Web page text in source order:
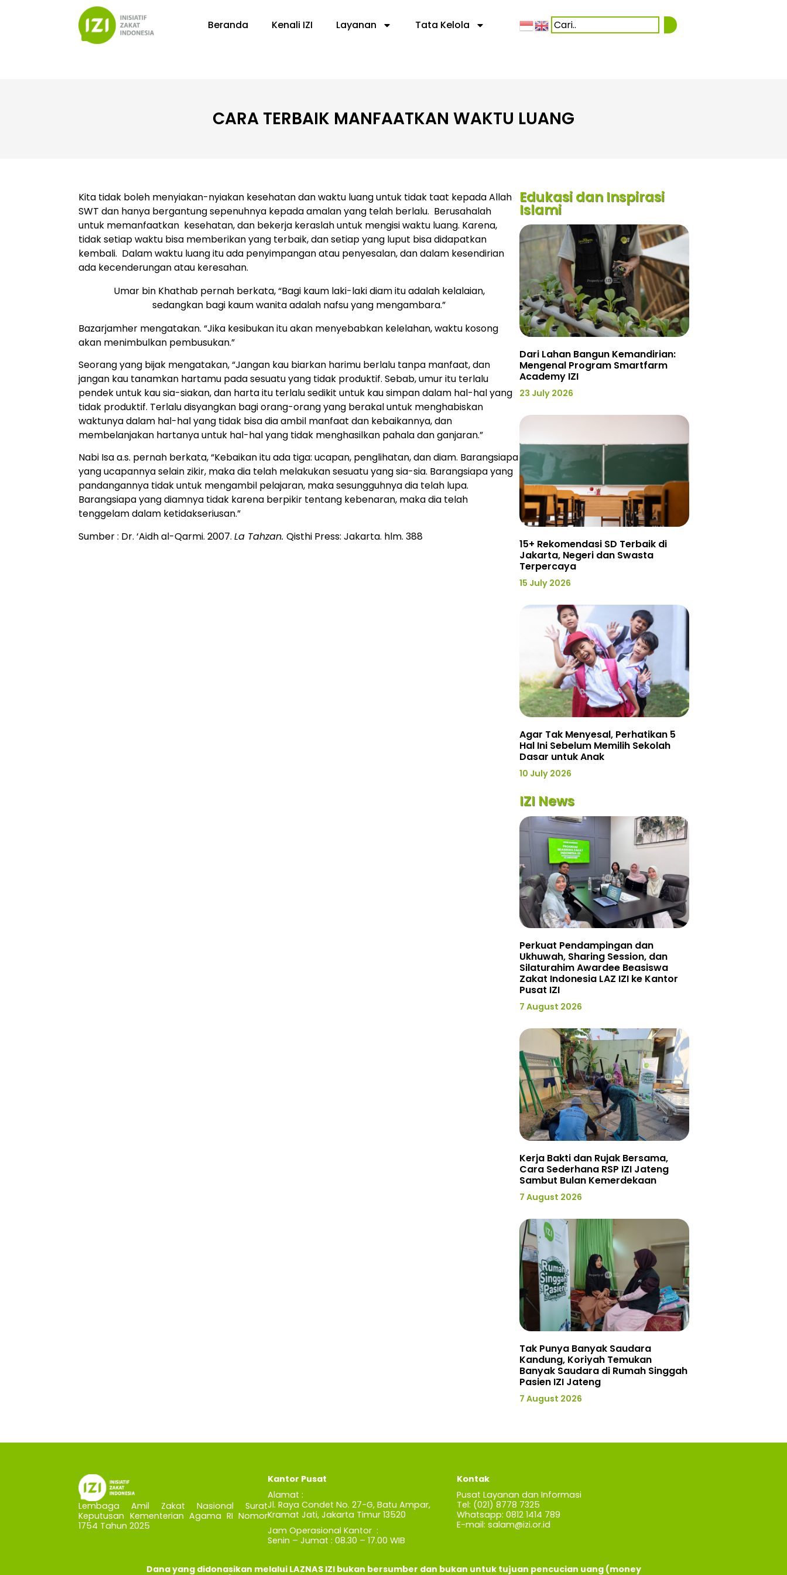
Beranda Kenali IZI Layanan Tata Kelola
CARA TERBAIK MANFAATKAN WAKTU LUANG
Kita tidak boleh menyiakan-nyiakan kesehatan dan waktu luang untuk tidak taat kepada Allah
SWT dan hanya bergantung sepenuhnya kepada amalan yang telah berlalu. Berusahalah
untuk memanfaatkan kesehatan, dan bekerja keraslah untuk mengisi waktu luang. Karena,
tidak setiap waktu bisa memberikan yang terbaik, dan setiap yang luput bisa didapatkan
kembali. Dalam waktu luang itu ada penyimpangan atau penyesalan, dan dalam kesendirian
ada kecenderungan atau keresahan.
Umar bin Khathab pernah berkata, “Bagi kaum laki-laki diam itu adalah kelalaian,
sedangkan bagi kaum wanita adalah nafsu yang mengambara.”
Bazarjamher mengatakan. “Jika kesibukan itu akan menyebabkan kelelahan, waktu kosong
akan menimbulkan pembusukan.”
Seorang yang bijak mengatakan, “Jangan kau biarkan harimu berlalu tanpa manfaat, dan
jangan kau tanamkan hartamu pada sesuatu yang tidak produktif. Sebab, umur itu terlalu
pendek untuk kau sia-siakan, dan harta itu terlalu sedikit untuk kau simpan dalam hal-hal yang
tidak produktif. Terlalu disyangkan bagi orang-orang yang berakal untuk menghabiskan
waktunya dalam hal-hal yang tidak bisa dia ambil manfaat dan kebaikannya, dan
membelanjakan hartanya untuk hal-hal yang tidak menghasilkan pahala dan ganjaran.”
Nabi Isa a.s. pernah berkata, “Kebaikan itu ada tiga: ucapan, penglihatan, dan diam. Barangsiapa
yang ucapannya selain zikir, maka dia telah melakukan sesuatu yang sia-sia. Barangsiapa yang
pandangannya tidak untuk mengambil pelajaran, maka sesungguhnya dia telah lupa.
Barangsiapa yang diamnya tidak karena berpikir tentang kebenaran, maka dia telah
tenggelam dalam ketidakseriusan.”
Sumber : Dr. ‘Aidh al-Qarmi. 2007.La Tahzan.Qisthi Press: Jakarta. hlm. 388
Edukasi dan Inspirasi
Islami
Dari Lahan Bangun Kemandirian:
Mengenal Program Smartfarm
Academy IZI
23 July 2026
15+ Rekomendasi SD Terbaik di
Jakarta, Negeri dan Swasta
Terpercaya
15 July 2026
Agar Tak Menyesal, Perhatikan 5
Hal Ini Sebelum Memilih Sekolah
Dasar untuk Anak
10 July 2026
IZI News
Perkuat Pendampingan dan
Ukhuwah, Sharing Session, dan
Silaturahim Awardee Beasiswa
Zakat Indonesia LAZ IZI ke Kantor
Pusat IZI
7 August 2026
Kerja Bakti dan Rujak Bersama,
Cara Sederhana RSP IZI Jateng
Sambut Bulan Kemerdekaan
7 August 2026
Tak Punya Banyak Saudara
Kandung, Koriyah Temukan
Banyak Saudara di Rumah Singgah
Pasien IZI Jateng
7 August 2026
Lembaga Amil Zakat Nasional Surat
Keputusan Kementerian Agama RI Nomor
1754 Tahun 2025
Kantor Pusat
Alamat :
Jl. Raya Condet No. 27-G, Batu Ampar,
Kramat Jati, Jakarta Timur 13520
Jam Operasional Kantor :
Senin – Jumat : 08.30 – 17.00 WIB
Kontak
Pusat Layanan dan Informasi
Tel: (021) 8778 7325
Whatsapp: 0812 1414 789
E-mail: salam@izi.or.id
Dana yang didonasikan melalui LAZNAS IZI bukan bersumber dan bukan untuk tujuan pencucian uang (money